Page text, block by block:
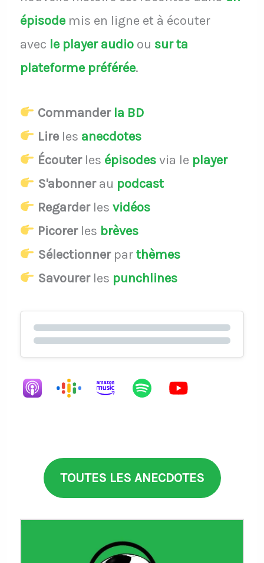
épisodemis en ligne et à écouter
avec le player audio ou sur ta
plateforme préférée.
Commander la BD
Lireles anecdotes
Écouterles épisodesvia le player
S'abonnerau podcast
Regarderles vidéos
Picorerles brèves
Sélectionnerparthèmes
Savourerles punchlines
TOUTES LES ANECDOTES